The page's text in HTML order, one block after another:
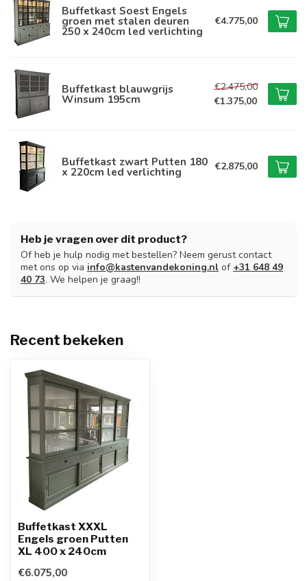
Buffetkast Soest Engels
groen met stalen deuren
250 x 240cm led verlichting
€4.775,00
Buffetkast blauwgrijs
Winsum 195cm
€2.475,00
€1.375,00
Buffetkast zwart Putten 180
x 220cm led verlichting €2.875,00
Heb je vragen over dit product?
Of heb je hulp nodig met bestellen? Neem gerust contact
met ons op via info@kastenvandekoning.nl of +31 648 49
40 73. We helpen je graag!!
Recent bekeken
Buffetkast XXXL
Engels groen Putten
XL 400 x 240cm
€6.075,00